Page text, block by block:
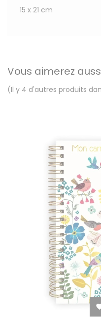
15 x 21 cm
Vous aimerez
(Il y 4 d'autres produits